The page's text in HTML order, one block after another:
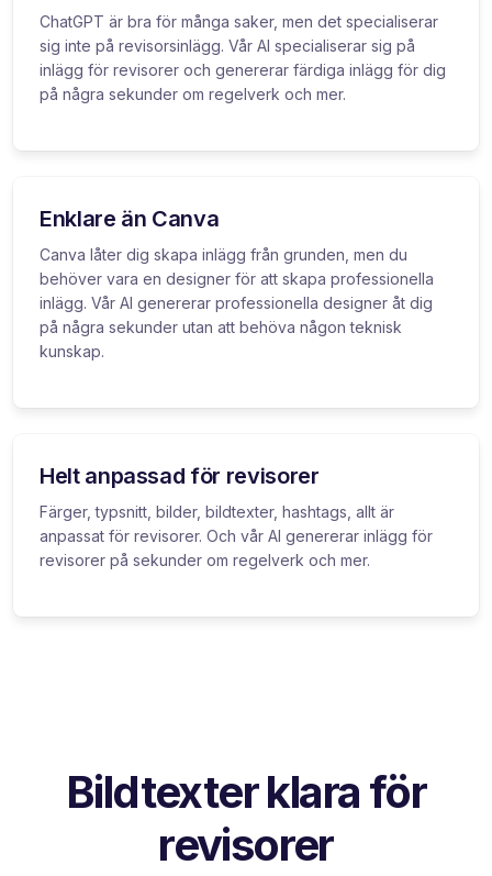
ChatGPT är bra för många saker, men det specialiserar
sig inte på revisorsinlägg. Vår AI specialiserar sig på
inlägg för revisorer och genererar färdiga inlägg för dig
på några sekunder om regelverk och mer.
Enklare än Canva
Canva låter dig skapa inlägg från grunden, men du
behöver vara en designer för att skapa professionella
inlägg. Vår AI genererar professionella designer åt dig
på några sekunder utan att behöva någon teknisk
kunskap.
Helt anpassad för revisorer
Färger, typsnitt, bilder, bildtexter, hashtags, allt är
anpassat för revisorer. Och vår AI genererar inlägg för
revisorer på sekunder om regelverk och mer.
Bildtexter klara för
revisorer